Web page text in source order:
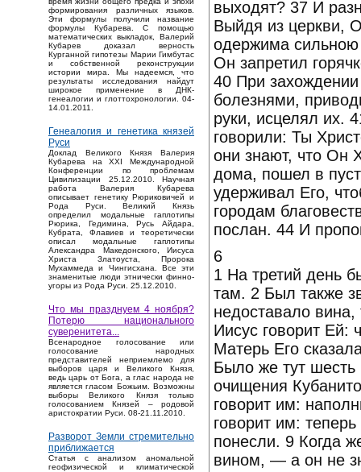
формирования различных языков.
Эти формулы получили название
формулы Кубарева. С помощью
математических выкладок, Валерий
Кубарев доказал верность
Курганной гипотезы Марии Гимбутас
и собственной реконструкции
истории мира. Мы надеемся, что
результаты исследования найдут
широкое применение в ДНК-
генеалогии и глоттохронологии. 04-
14.01.2011.
Генеалогия и генетика князей
Руси
Доклад Великого Князя Валерия
Кубарева на XXI Международной
Конференции по проблемам
Цивилизации 25.12.2010. Научная
работа Валерия Кубарева
описывает генетику Рюриковичей и
Рода Руси. Великий Князь
определил модальные гаплотипы
Рюрика, Гедимина, Русь Айдара,
Кубрата, Флавиев и теоретически
описал модальные гаплотипы
Александра Македонского, Иисуса
Христа Златоуста, Пророка
Мухаммеда и Чингисхана. Все эти
знаменитые люди этнически финно-
угоры из Рода Руси. 25.12.2010.
Что мы празднуем 4 ноября?
Потерю национального
суверенитета...
Bсенародное голосование или
голосование народных
представителей неприемлемо для
выборов царя и Великого Князя,
ведь царь от Бога, а глас народа не
является гласом Божьим. Возможны
выборы Великого Князя только
голосованием Князей – родовой
аристократии Руси. 08-21.11.2010.
Разворот Земли стремительно
приближается
Статья с анализом аномальной
геофизической и климатической
выходят? 37 И
Выйдя из церкви,
одержима сильною
Он запретил
40 При
болезнями,
руки, исцелял их.
говорили: Ты
они знают, что Он
дома, пошел в
удерживал Его,
городам
послан. 44 И
6
1 На третий день
там. 2 Был также
недоставало
Иисус говорит
Матерь Его
Было же тут
очищения
говорит им:
говорит им:
понесли. 9 Когда
вином, — а он не